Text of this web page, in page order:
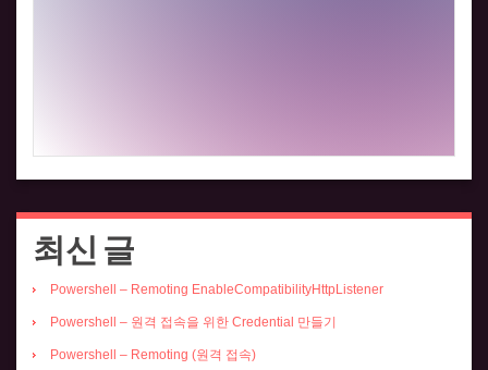
최신 글
Powershell – Remoting EnableCompatibilityHttpListener
Powershell – 원격 접속을 위한 Credential 만들기
Powershell – Remoting (원격 접속)